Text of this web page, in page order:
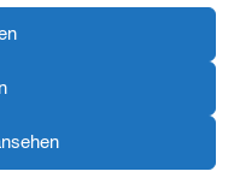
Teilhabe,